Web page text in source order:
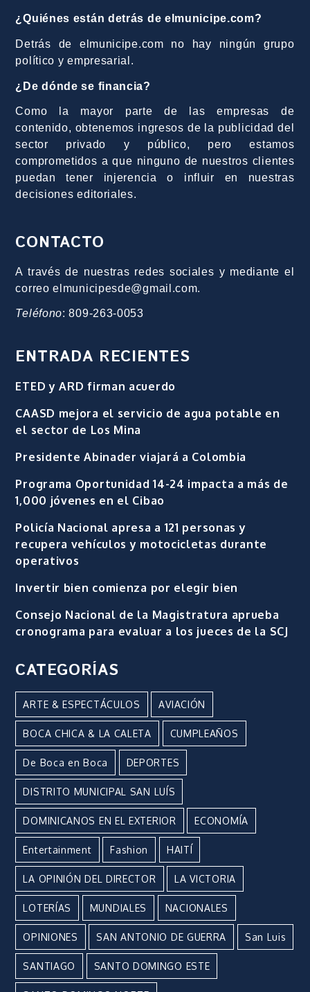
¿Quiénes están detrás de elmunicipe.com?
Detrás de elmunicipe.com no hay ningún grupo
político y empresarial.
¿De dónde se financia?
Como la mayor parte de las empresas de
contenido, obtenemos ingresos de la publicidad del
sector privado y público, pero estamos
comprometidos a que ninguno de nuestros clientes
puedan tener injerencia o influir en nuestras
decisiones editoriales.
CONTACTO
A través de nuestras redes sociales y mediante el
correo elmunicipesde@gmail.com.
Teléfono: 809-263-0053
ENTRADA RECIENTES
ETED y ARD firman acuerdo
CAASD mejora el servicio de agua potable en
el sector de Los Mina
Presidente Abinader viajará a Colombia
Programa Oportunidad 14-24 impacta a más de
1,000 jóvenes en el Cibao
Policía Nacional apresa a 121 personas y
recupera vehículos y motocicletas durante
operativos
Invertir bien comienza por elegir bien
Consejo Nacional de la Magistratura aprueba
cronograma para evaluar a los jueces de la SCJ
CATEGORÍAS
ARTE & ESPECTÁCULOS AVIACIÓN
BOCA CHICA & LA CALETA CUMPLEAÑOS
De Boca en Boca DEPORTES
DISTRITO MUNICIPAL SAN LUÍS
DOMINICANOS EN EL EXTERIOR ECONOMÍA
Entertainment Fashion HAITÍ
LA OPINIÓN DEL DIRECTOR LA VICTORIA
LOTERÍAS MUNDIALES NACIONALES
OPINIONES SAN ANTONIO DE GUERRA San Luis
SANTIAGO SANTO DOMINGO ESTE